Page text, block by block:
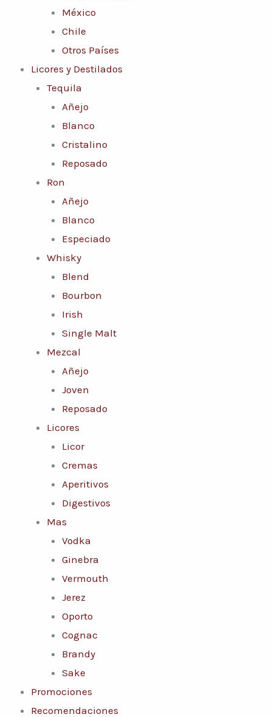
México
Chile
Otros Países
Licores y Destilados
Tequila
Añejo
Blanco
Cristalino
Reposado
Ron
Añejo
Blanco
Especiado
Whisky
Blend
Bourbon
Irish
Single Malt
Mezcal
Añejo
Joven
Reposado
Licores
Licor
Cremas
Aperitivos
Digestivos
Mas
Vodka
Ginebra
Vermouth
Jerez
Oporto
Cognac
Brandy
Sake
Promociones
Recomendaciones